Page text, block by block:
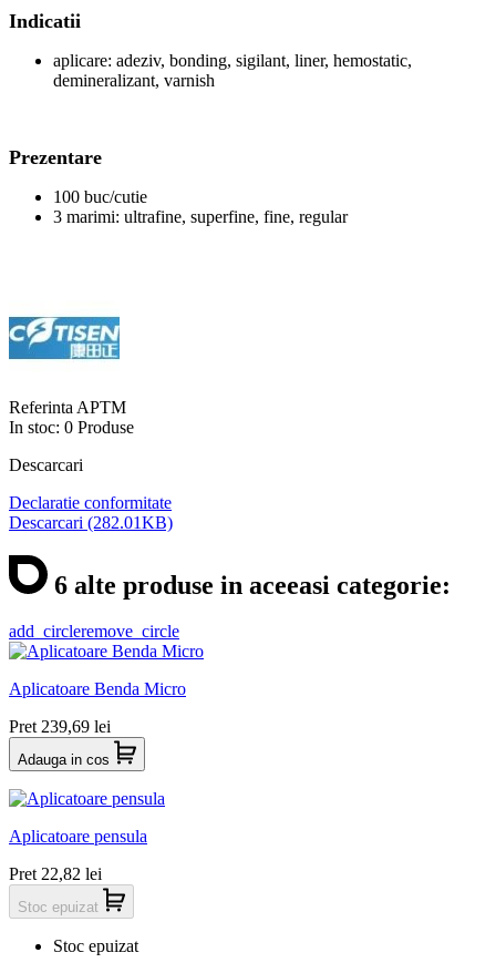
Indicatii
aplicare: adeziv, bonding, sigilant, liner, hemostatic,
demineralizant, varnish
Prezentare
100 buc/cutie
3 marimi: ultrafine, superfine, fine, regular
Referinta APTM
In stoc: 0 Produse
Descarcari
Declaratie conformitate
Descarcari (282.01KB)
6 alte produse in aceeasi categorie:
add_circleremove_circle
Aplicatoare Benda Micro
Pret 239,69 lei
Adauga in cos
Aplicatoare pensula
Pret 22,82 lei
Stoc epuizat
Stoc epuizat